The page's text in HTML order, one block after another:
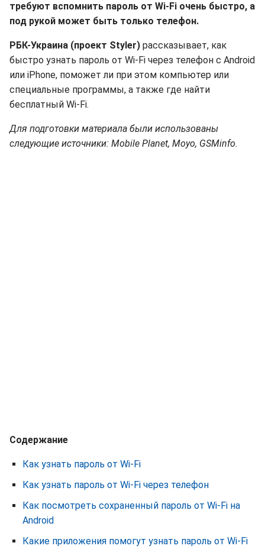
требуют вспомнить пароль от Wi-Fi очень быстро, а
под рукой может быть только телефон.
РБК-Украина (проект Styler) рассказывает, как
быстро узнать пароль от Wi-Fi через телефон с Android
или iPhone, поможет ли при этом компьютер или
специальные программы, а также где найти
бесплатный Wi-Fi.
Для подготовки материала были использованы
следующие источники: Mobile Planet, Moyo, GSMinfo.
Содержание
Как узнать пароль от Wi-Fi
Как узнать пароль от Wi-Fi через телефон
Как посмотреть сохраненный пароль от Wi-Fi на
Android
Какие приложения помогут узнать пароль от Wi-Fi